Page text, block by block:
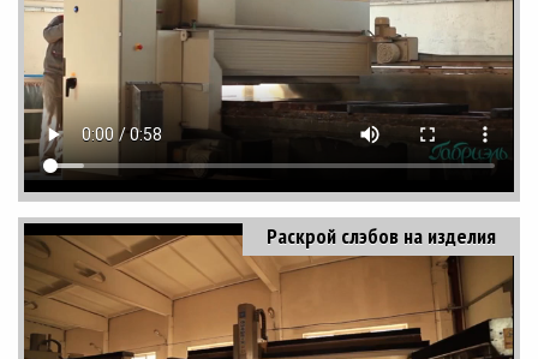
Раскрой слэбов на изделия